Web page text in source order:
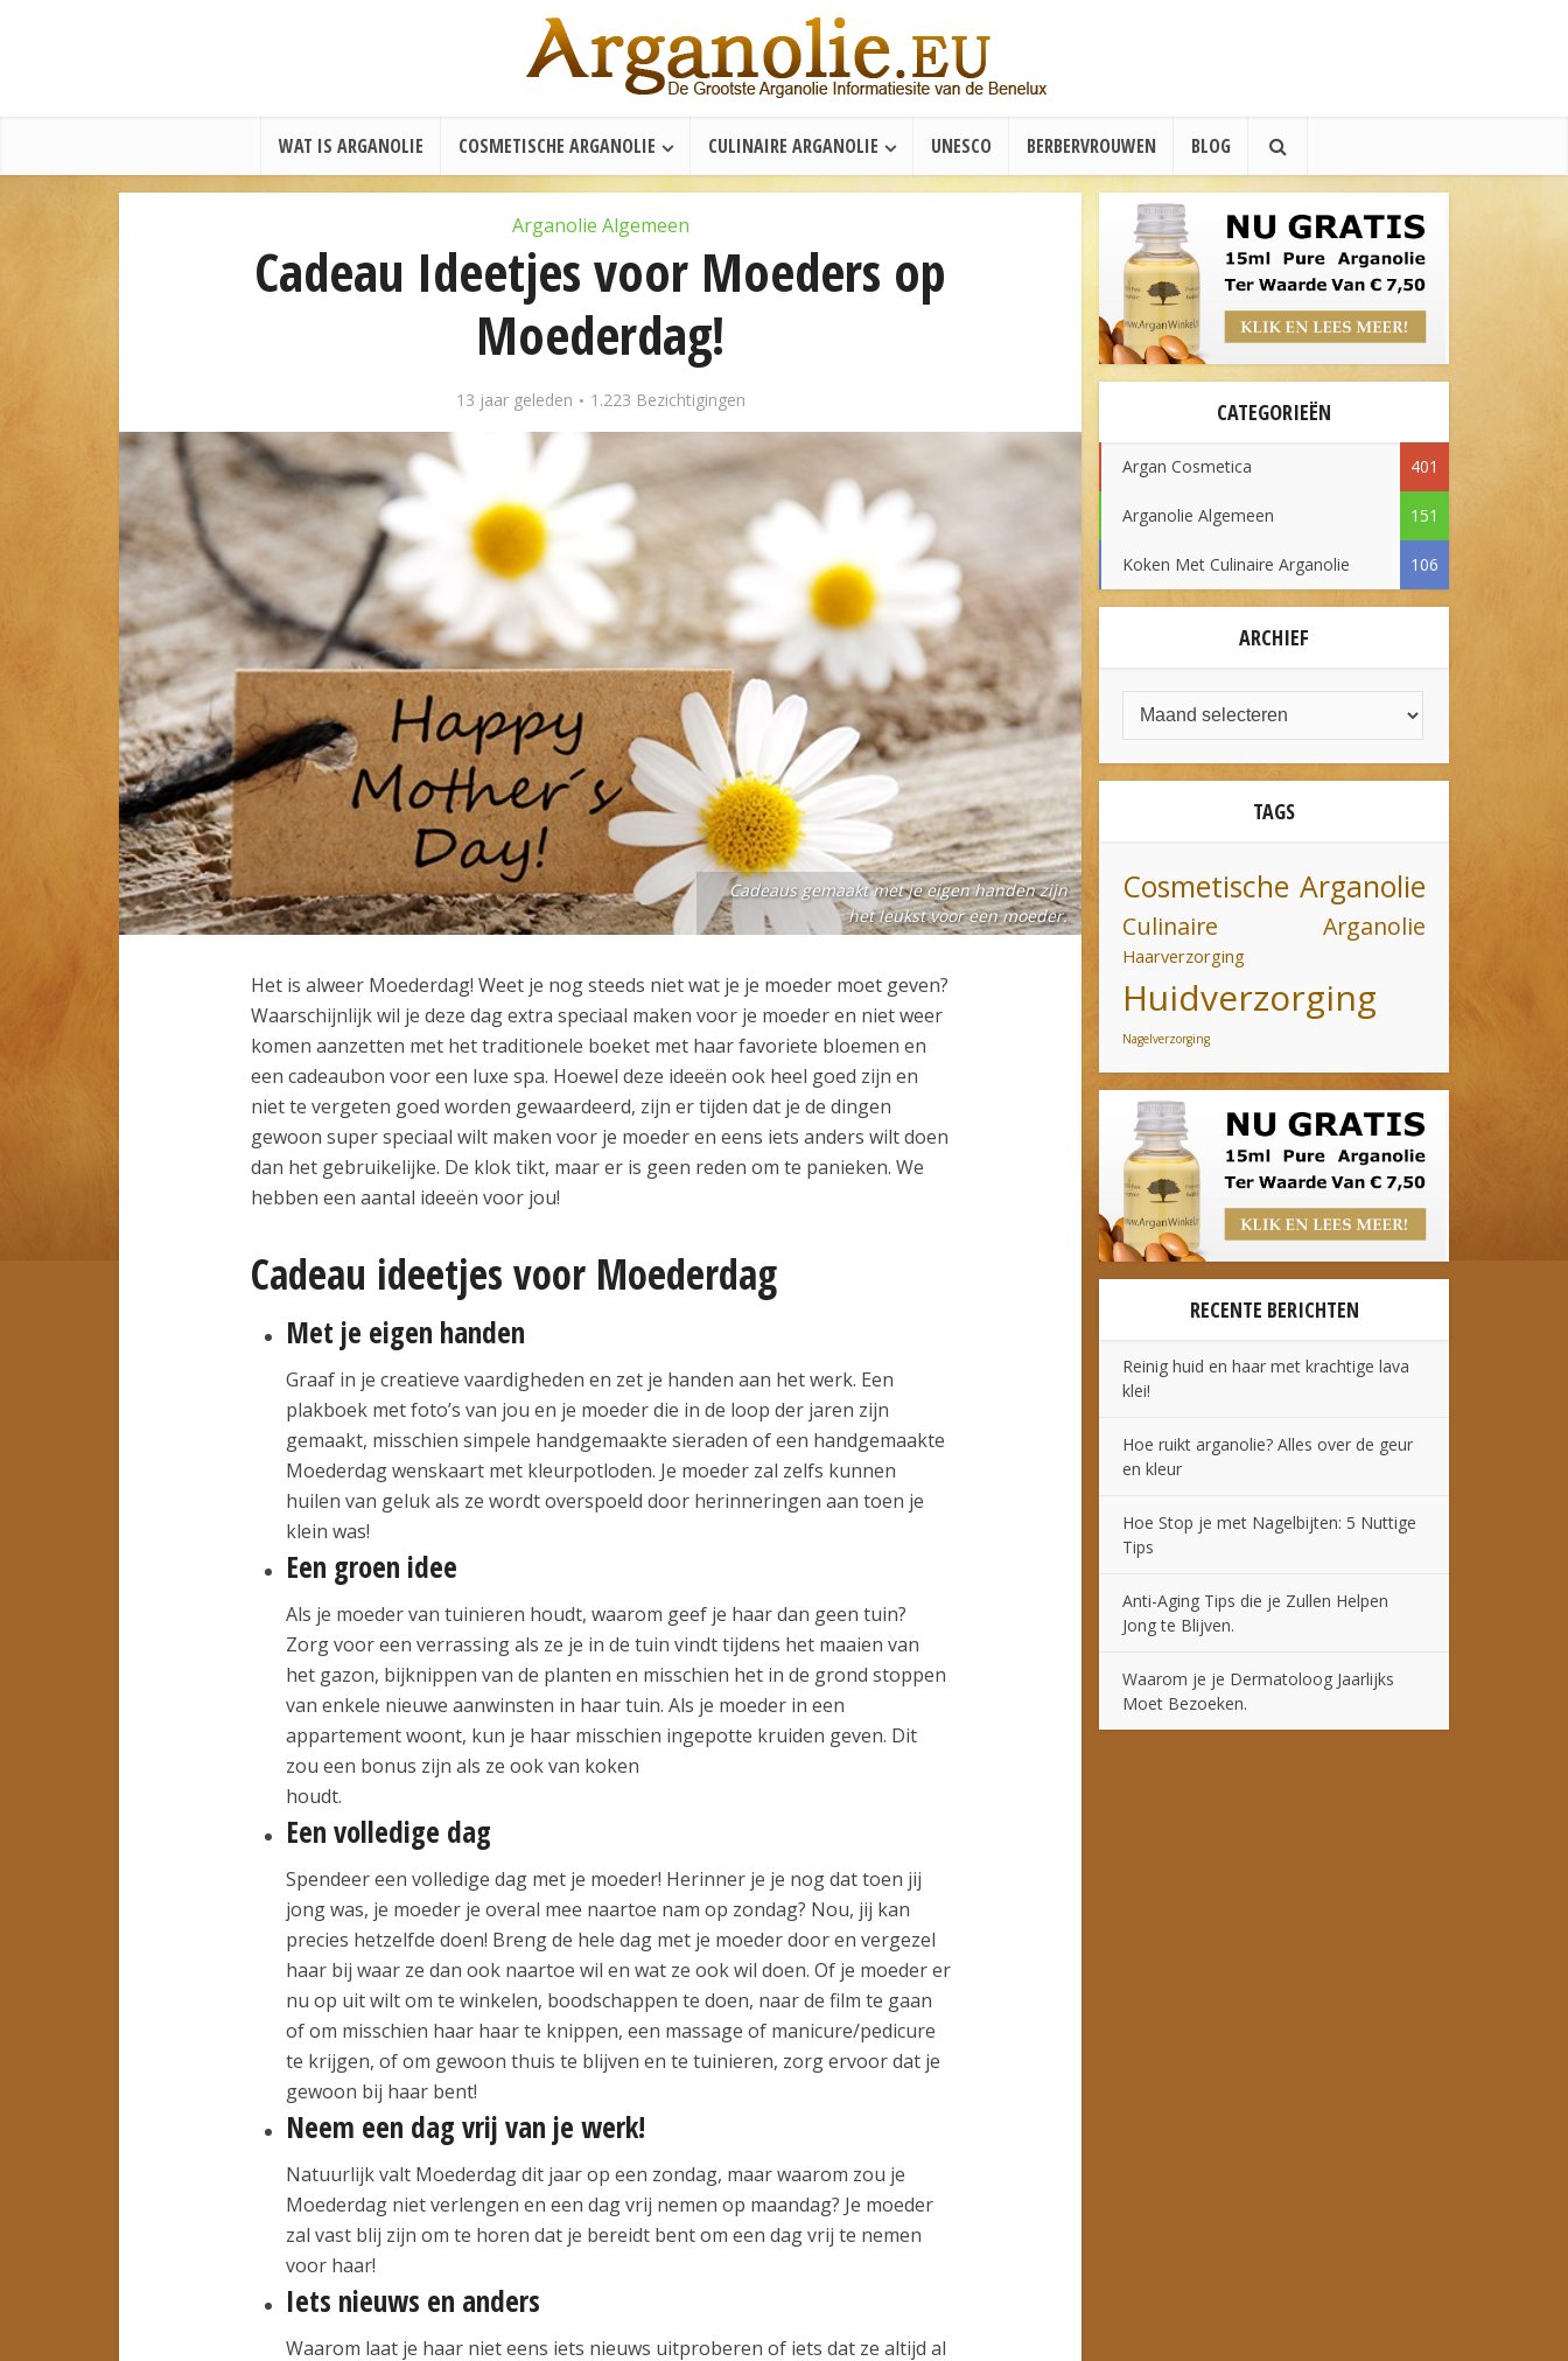
WAT IS ARGANOLIE COSMETISCHE ARGANOLIE CULINAIRE ARGANOLIE UNESCO BERBERVROUWEN BLOG
Arganolie Algemeen
Cadeau Ideetjes voor Moeders op
Moederdag!
13 jaar geleden 1.223 Bezichtigingen
Cadeaus gemaakt met je eigen handen zijn
het leukst voor een moeder.
Het is alweer Moederdag! Weet je nog steeds niet wat je je moeder moet geven?
Waarschijnlijk wil je deze dag extra speciaal maken voor je moeder en niet weer
komen aanzetten met het traditionele boeket met haar favoriete bloemen en
een cadeaubon voor een luxe spa. Hoewel deze ideeën ook heel goed zijn en
niet te vergeten goed worden gewaardeerd, zijn er tijden dat je de dingen
gewoon super speciaal wilt maken voor je moeder en eens iets anders wilt doen
dan het gebruikelijke. De klok tikt, maar er is geen reden om te panieken. We
hebben een aantal ideeën voor jou!
Cadeau ideetjes voor Moederdag
Met je eigen handen
Graaf in je creatieve vaardigheden en zet je handen aan het werk. Een
plakboek met foto’s van jou en je moeder die in de loop der jaren zijn
gemaakt, misschien simpele handgemaakte sieraden of een handgemaakte
Moederdag wenskaart met kleurpotloden. Je moeder zal zelfs kunnen
huilen van geluk als ze wordt overspoeld door herinneringen aan toen je
klein was!
Een groen idee
Als je moeder van tuinieren houdt, waarom geef je haar dan geen tuin?
Zorg voor een verrassing als ze je in de tuin vindt tijdens het maaien van
het gazon, bijknippen van de planten en misschien het in de grond stoppen
van enkele nieuwe aanwinsten in haar tuin. Als je moeder in een
appartement woont, kun je haar misschien ingepotte kruiden geven. Dit
zou een bonus zijn als ze ook van koken
houdt.
Een volledige dag
Spendeer een volledige dag met je moeder! Herinner je je nog dat toen jij
jong was, je moeder je overal mee naartoe nam op zondag? Nou, jij kan
precies hetzelfde doen! Breng de hele dag met je moeder door en vergezel
haar bij waar ze dan ook naartoe wil en wat ze ook wil doen. Of je moeder er
nu op uit wilt om te winkelen, boodschappen te doen, naar de film te gaan
of om misschien haar haar te knippen, een massage of manicure/pedicure
te krijgen, of om gewoon thuis te blijven en te tuinieren, zorg ervoor dat je
gewoon bij haar bent!
Neem een dag vrij van je werk!
Natuurlijk valt Moederdag dit jaar op een zondag, maar waarom zou je
Moederdag niet verlengen en een dag vrij nemen op maandag? Je moeder
zal vast blij zijn om te horen dat je bereidt bent om een dag vrij te nemen
voor haar!
Iets nieuws en anders
Waarom laat je haar niet eens iets nieuws uitproberen of iets dat ze altijd al
CATEGORIEËN
Argan Cosmetica 401
Arganolie Algemeen 151
Koken Met Culinaire Arganolie 106
ARCHIEF
TAGS
Cosmetische Arganolie
Culinaire Arganolie
Haarverzorging
Huidverzorging
Nagelverzorging
RECENTE BERICHTEN
Reinig huid en haar met krachtige lava
klei!
Hoe ruikt arganolie? Alles over de geur
en kleur
Hoe Stop je met Nagelbijten: 5 Nuttige
Tips
Anti-Aging Tips die je Zullen Helpen
Jong te Blijven.
Waarom je je Dermatoloog Jaarlijks
Moet Bezoeken.